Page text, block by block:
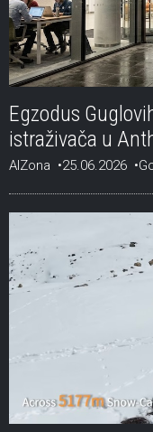
Egzodus
istraživača u
AIZona 25.06.2026